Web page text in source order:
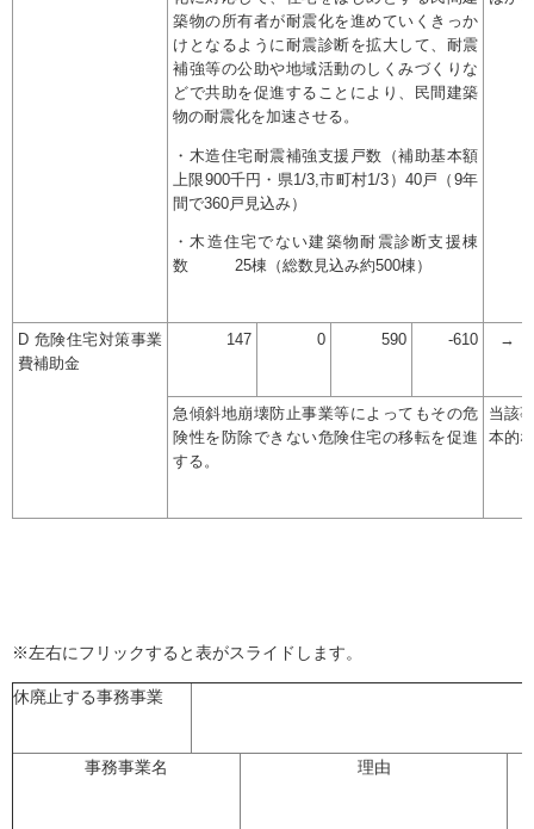
築物の所有者が耐震化を進めていくきっか
けとなるように耐震診断を拡大して、耐震
補強等の公助や地域活動のしくみづくりな
どで共助を促進することにより、民間建築
物の耐震化を加速させる。
・木造住宅耐震補強支援戸数（補助基本額
上限900千円・県1/3,市町村1/3）40戸（9年
間で360戸見込み）
・木造住宅でない建築物耐震診断支援棟
数 25棟（総数見込み約500棟）
D 危険住宅対策事業
費補助金
147 0 590 -610 →
急傾斜地崩壊防止事業等によってもその危
険性を防除できない危険住宅の移転を促進
する。
当該
本的
※左右にフリックすると表がスライドします。
休廃止する事務事業
事務事業名 理由